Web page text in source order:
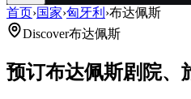
首页›国家›匈牙利 ›布达佩斯
Discover布达佩斯
预订布达佩斯剧院、